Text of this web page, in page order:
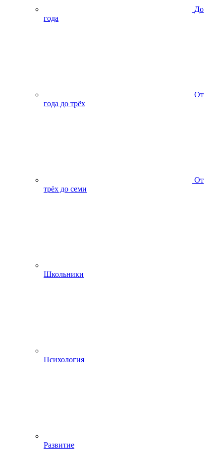
До
года
От
года до трёх
От
трёх до семи
Школьники
Психология
Развитие